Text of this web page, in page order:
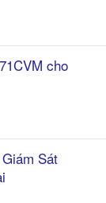
cho
Sát